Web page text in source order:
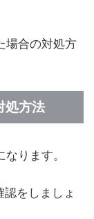
場合の対処方
処方法
ります。
をしましょ